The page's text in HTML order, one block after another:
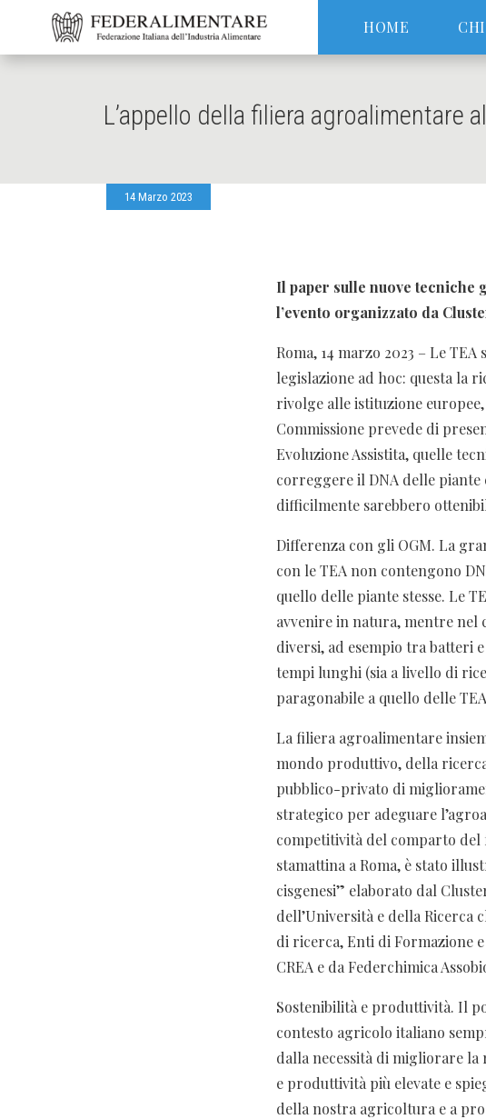
HOME
L’appello della filiera agroalimentare
14 Marzo 2023
Il paper sulle nuove tecniche
l’evento organizzato da
Roma, 14 marzo 2023 – Le
legislazione ad hoc: questa la
rivolge alle istituzione
Commissione prevede di
Evoluzione Assistita, quelle
correggere il DNA delle
difficilmente sarebbero
Differenza con gli OGM. La
con le TEA non contengono
quello delle piante stesse. Le
avvenire in natura, mentre nel
diversi, ad esempio tra batteri
tempi lunghi (sia a livello di
paragonabile a quello delle
La filiera agroalimentare
mondo produttivo, della
pubblico-privato di
strategico per adeguare
competitività del comparto del
stamattina a Roma, è stato
cisgenesi” elaborato dal
dell’Università e della Ricerca
di ricerca, Enti di Formazione
CREA e da Federchimica
Sostenibilità e produttività. Il
contesto agricolo italiano
dalla necessità di migliorare la
e produttività più elevate e
della nostra agricoltura e a